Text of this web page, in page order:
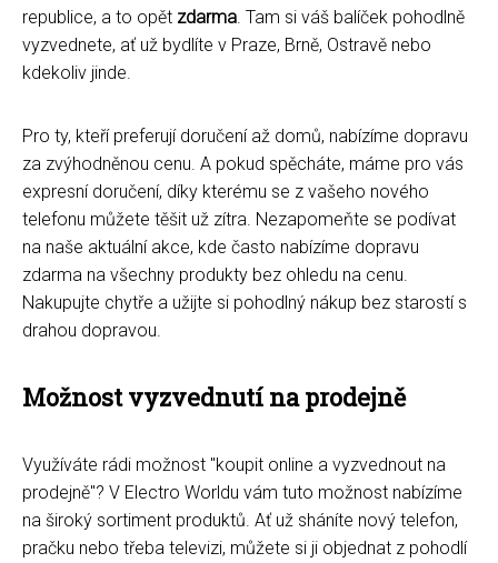
republice, a to opět zdarma . Tam si váš balíček pohodlně
vyzvednete, ať už bydlíte v Praze, Brně, Ostravě nebo
kdekoliv jinde.
Pro ty, kteří preferují doručení až domů, nabízíme dopravu
za zvýhodněnou cenu. A pokud spěcháte, máme pro vás
expresní doručení, díky kterému se z vašeho nového
telefonu můžete těšit už zítra. Nezapomeňte se podívat
na naše aktuální akce, kde často nabízíme dopravu
zdarma na všechny produkty bez ohledu na cenu.
Nakupujte chytře a užijte si pohodlný nákup bez starostí s
drahou dopravou.
Možnost vyzvednutí na prodejně
Využíváte rádi možnost "koupit online a vyzvednout na
prodejně"? V Electro Worldu vám tuto možnost nabízíme
na široký sortiment produktů. Ať už sháníte nový telefon,
pračku nebo třeba televizi, můžete si ji objednat z pohodlí